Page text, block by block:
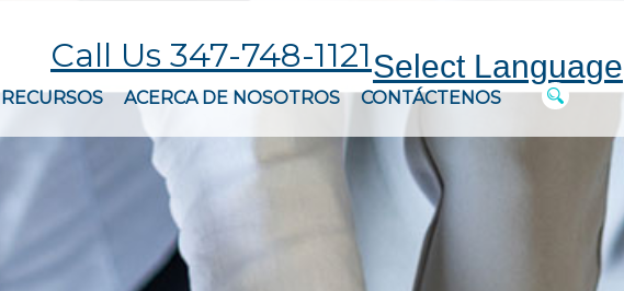
Call Us 347-748-1121Select Language
RECURSOS ACERCA DE NOSOTROS CONTÁCTENOS